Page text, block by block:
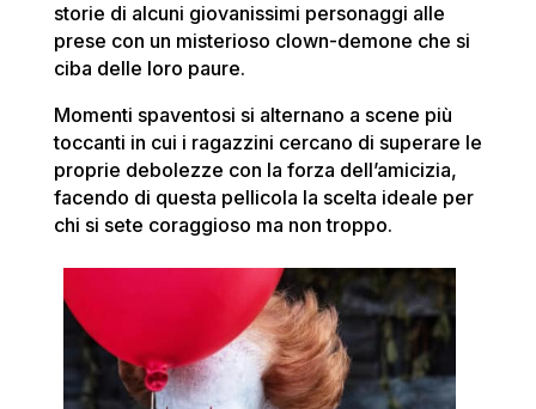
storie di alcuni giovanissimi personaggi alle
prese con un misterioso clown-demone che si
ciba delle loro paure.
Momenti spaventosi si alternano a scene più
toccanti in cui i ragazzini cercano di superare le
proprie debolezze con la forza dell’amicizia,
facendo di questa pellicola la scelta ideale per
chi si sete coraggioso ma non troppo.